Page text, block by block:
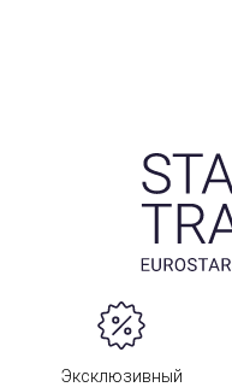
Эксклюзивный